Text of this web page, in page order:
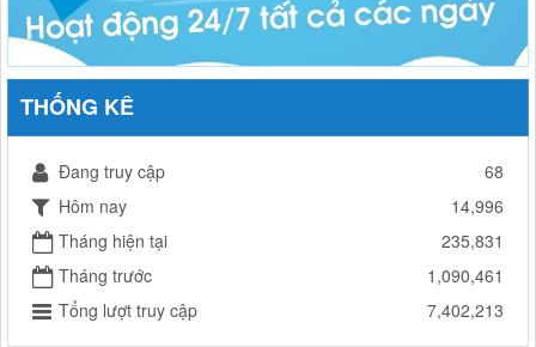
THỐNG KÊ
Đang truy cập
68
Hôm nay
14,996
Tháng hiện tại
235,831
Tháng trước
1,090,461
Tổng lượt truy cập
7,402,213